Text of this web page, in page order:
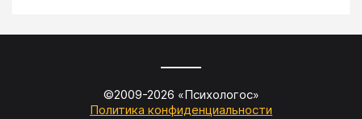
©2009-2026 «Психологос»
Политика конфиденциальности